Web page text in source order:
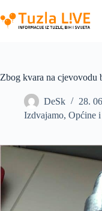
to
content
Zbog kvara na cjevovodu
DeSk
28.
Izdvajamo, Općine